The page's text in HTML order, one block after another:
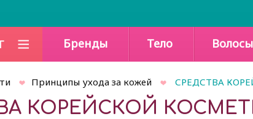
Бренды Тело Волосы
Принципы ухода за кожей СРЕДСТВА
КОРЕЙСКОЙ